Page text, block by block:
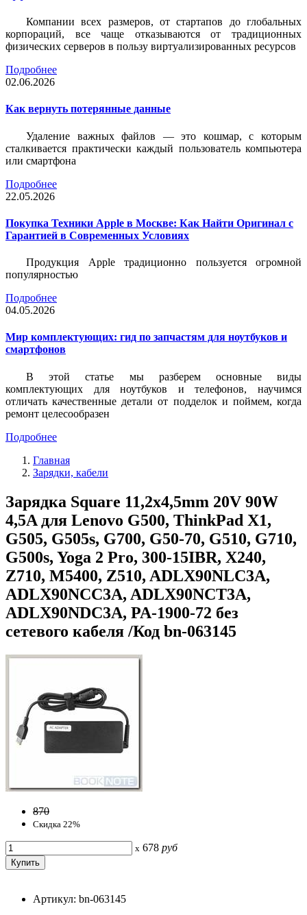
Компании всех размеров, от стартапов до глобальных
корпораций, все чаще отказываются от традиционных
физических серверов в пользу виртуализированных ресурсов
Подробнее
02.06.2026
Как вернуть потерянные данные
Удаление важных файлов — это кошмар, с которым
сталкивается практически каждый пользователь компьютера
или смартфона
Подробнее
22.05.2026
Покупка Техники Apple в Москве: Как Найти Оригинал с
Гарантией в Современных Условиях
Продукция Apple традиционно пользуется огромной
популярностью
Подробнее
04.05.2026
Мир комплектующих: гид по запчастям для ноутбуков и
смартфонов
В этой статье мы разберем основные виды
комплектующих для ноутбуков и телефонов, научимся
отличать качественные детали от подделок и поймем, когда
ремонт целесообразен
Подробнее
Главная
Зарядки, кабели
Зарядка Square 11,2x4,5mm 20V 90W
4,5A для Lenovo G500, ThinkPad X1,
G505, G505s, G700, G50-70, G510, G710,
G500s, Yoga 2 Pro, 300-15IBR, X240,
Z710, M5400, Z510, ADLX90NLC3A,
ADLX90NCC3A, ADLX90NCT3A,
ADLX90NDC3A, PA-1900-72 без
сетевого кабеля /Код bn-063145
870
Скидка 22%
x 678 руб
Артикул: bn-063145